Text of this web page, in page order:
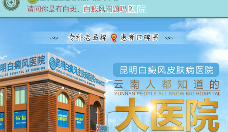
昆明白癜风医院
您好,这里是在线预约挂号平台！
请问你是有白斑、白癜风问题吗？